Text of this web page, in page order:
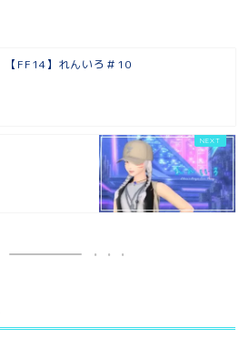
【FF14】れんいろ＃10